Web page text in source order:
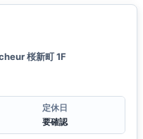
桜新町 1F
定休日
要確認